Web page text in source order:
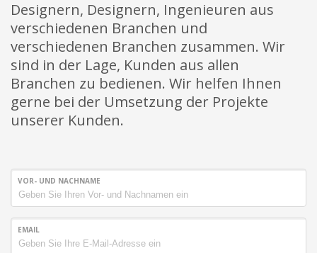
Designern, Designern, Ingenieuren aus
verschiedenen Branchen und
verschiedenen Branchen zusammen. Wir
sind in der Lage, Kunden aus allen
Branchen zu bedienen. Wir helfen Ihnen
gerne bei der Umsetzung der Projekte
unserer Kunden.
VOR- UND NACHNAME
EMAIL